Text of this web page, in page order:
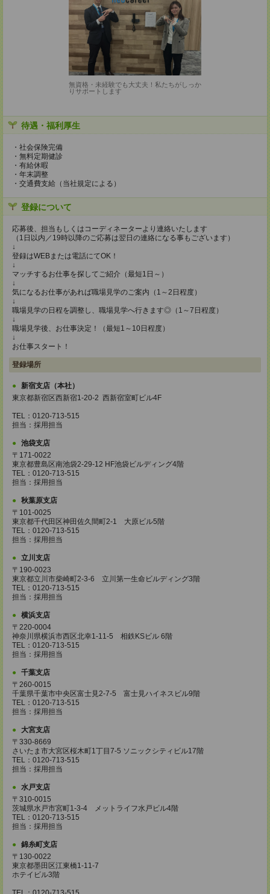
無資格・未経験でも大丈夫！私たちがしっか
りサポートします
待遇・福利厚生
・社会保険完備
・無料定期健診
・有給休暇
・年末調整
・交通費支給（当社規定による）
登録について
応募後、担当もしくはコーディネーターより連絡いたします
（1日以内／19時以降のご応募は翌日の連絡になる事もございます）
↓
登録はWEBまたは電話にてOK！
↓
マッチするお仕事を探してご紹介（最短1日～）
↓
気になるお仕事があれば職場見学のご案内（1～2日程度）
↓
職場見学の日程を調整し、職場見学へ行きます◎（1～7日程度）
↓
職場見学後、お仕事決定！（最短1～10日程度）
↓
お仕事スタート！
登録場所
新宿支店（本社）
東京都新宿区西新宿1-20-2 西新宿室町ビル4F
TEL：0120-713-515
担当：採用担当
池袋支店
〒171-0022
東京都豊島区南池袋2-29-12 HF池袋ビルディング4階
TEL：0120-713-515
担当：採用担当
秋葉原支店
〒101-0025
東京都千代田区神田佐久間町2-1 大原ビル5階
TEL：0120-713-515
担当：採用担当
立川支店
〒190-0023
東京都立川市柴崎町2-3-6 立川第一生命ビルディング3階
TEL：0120-713-515
担当：採用担当
横浜支店
〒220-0004
神奈川県横浜市西区北幸1-11-5 相鉄KSビル 6階
TEL：0120-713-515
担当：採用担当
千葉支店
〒260-0015
千葉県千葉市中央区富士見2-7-5 富士見ハイネスビル9階
TEL：0120-713-515
担当：採用担当
大宮支店
〒330-8669
さいたま市大宮区桜木町1丁目7-5 ソニックシティビル17階
TEL：0120-713-515
担当：採用担当
水戸支店
〒310-0015
茨城県水戸市宮町1-3-4 メットライフ水戸ビル4階
TEL：0120-713-515
担当：採用担当
錦糸町支店
〒130-0022
東京都墨田区江東橋1-11-7
ホテイビル3階